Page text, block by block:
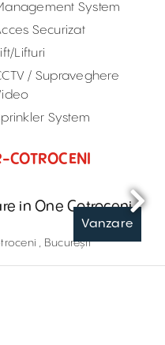
System
Securizat
Lifturi
/ Supraveghere
System
Vanzare
in One Cotroceni
, București